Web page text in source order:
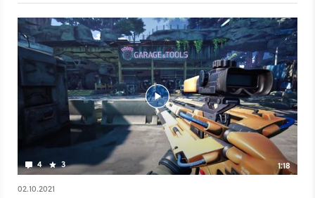
neue Trailer soll euch jetzt natürlich Lust machen, vielleicht
mal einen Blick zu riskieren. Falls ihr Lust bekomme habt:
Meldet euch einfach bei Steam mit einem einzigen
Knopfdruck für den kommenden Spieletest an.
4 3
1:18
02.10.2021